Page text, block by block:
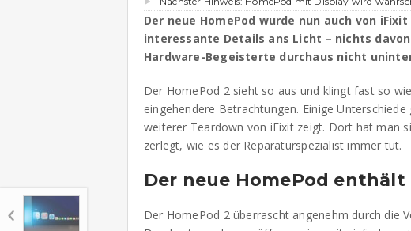
Der neue HomePod wurde nun auch von
interessante Details ans Licht – nichts
Hardware-Begeisterte durchaus nicht
Der HomePod 2 sieht so aus und klingt fast so
eingehendere Betrachtungen. Einige
weiterer Teardown von iFixit zeigt. Dort hat man
zerlegt, wie es der Reparaturspezialist immer tut.
Der neue HomePod
Der HomePod 2 überrascht angenehm durch die